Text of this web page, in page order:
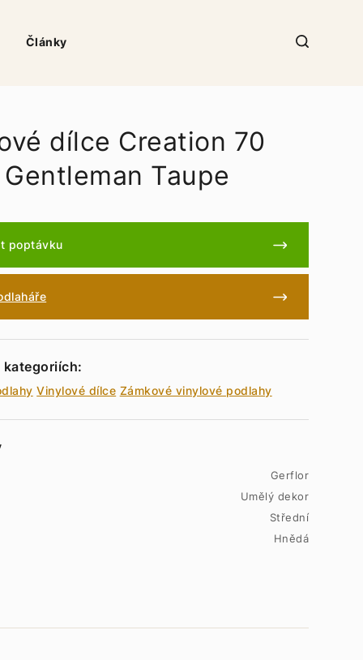
Články
dílce Creation 70
Taupe
poptávku
kategoriích:
Vinylové dílce Zámkové vinylové podlahy
Gerflor
Umělý dekor
Střední
Hnědá